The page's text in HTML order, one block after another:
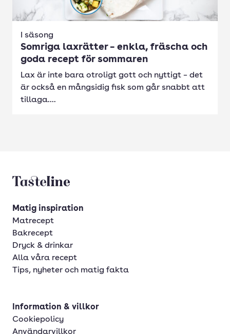
I säsong
Somriga laxrätter – enkla, fräscha och
goda recept för sommaren
Lax är inte bara otroligt gott och nyttigt – det
är också en mångsidig fisk som går snabbt att
tillaga....
Tasteline startsida
Matig inspiration
Matrecept
Bakrecept
Dryck & drinkar
Alla våra recept
Tips, nyheter och matig fakta
Information & villkor
Cookiepolicy
Användarvillkor